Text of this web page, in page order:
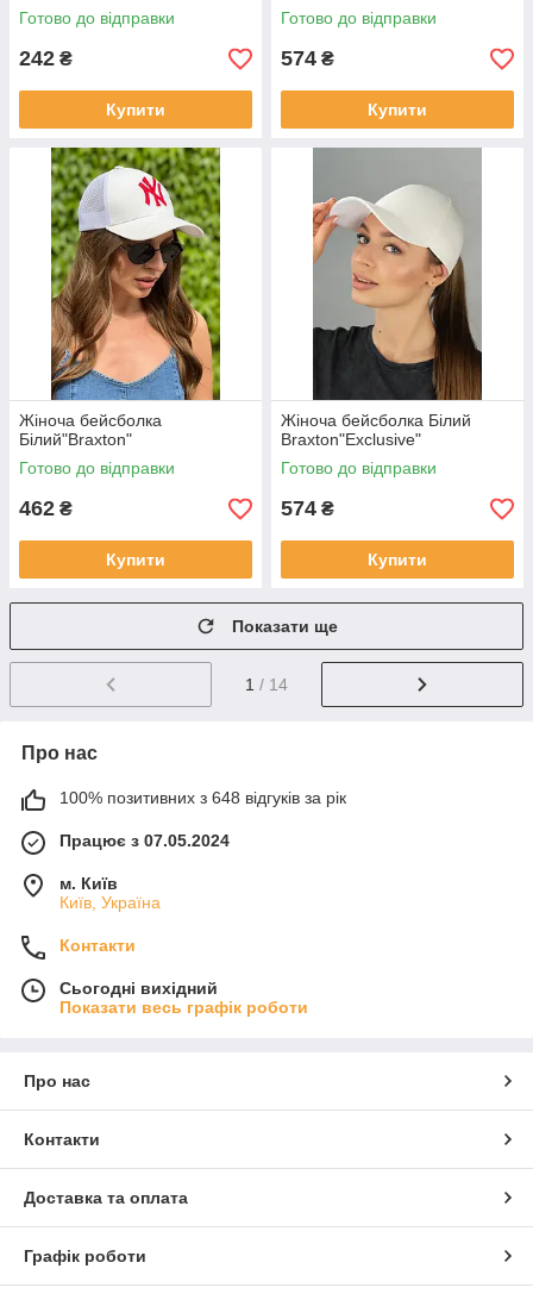
Готово до відправки
242 ₴
Купити
Готово до відправки
574 ₴
Купити
Жіноча бейсболка
Білий"Braxton"
Готово до відправки
462 ₴
Купити
Жіноча бейсболка Білий
Braxton"Exclusive"
Готово до відправки
574 ₴
Купити
Показати ще
1 / 14
Про нас
100% позитивних з 648 відгуків за рік
Працює з 07.05.2024
м. Київ
Київ, Україна
Контакти
Сьогодні вихідний
Показати весь графік роботи
Про нас
Контакти
Доставка та оплата
Графік роботи